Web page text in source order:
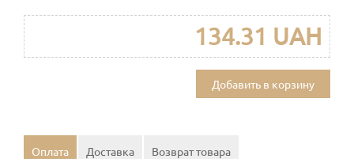
134.31 UAH
Добавить в корзину
Оплата Доставка Возврат товара